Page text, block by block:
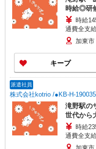
時給◎研
時給
通費全支
加東
キープ
派遣社員
株式会社kotrio /●KB-H-
滝野駅の
世代から
時給
通費全支